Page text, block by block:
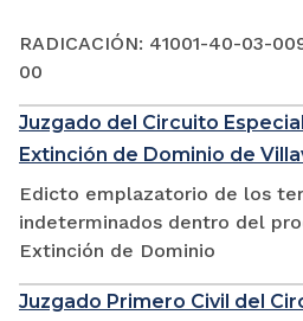
RADICACIÓN: 41001-40-03-
00
Juzgado del Circuito
Extinción de Dominio de
Edicto emplazatorio de los
indeterminados dentro del
Extinción de Dominio
Juzgado Primero Civil del